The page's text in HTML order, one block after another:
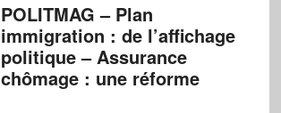
POLITMAG – Plan
immigration : de l’affichage
politique – Assurance
chômage : une réforme